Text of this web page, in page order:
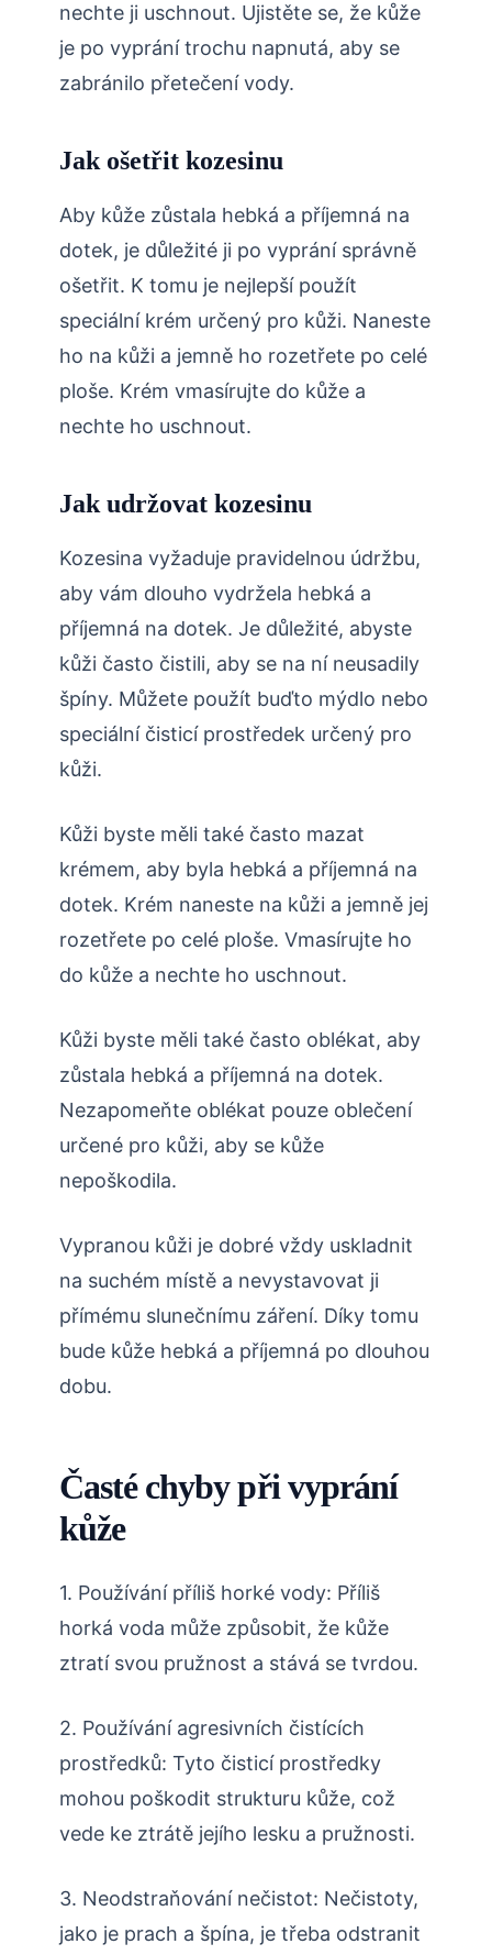
nechte ji uschnout. Ujistěte se, že kůže
je po vyprání trochu napnutá, aby se
zabránilo přetečení vody.
Jak ošetřit kozesinu
Aby kůže zůstala hebká a příjemná na
dotek, je důležité ji po vyprání správně
ošetřit. K tomu je nejlepší použít
speciální krém určený pro kůži. Naneste
ho na kůži a jemně ho rozetřete po celé
ploše. Krém vmasírujte do kůže a
nechte ho uschnout.
Jak udržovat kozesinu
Kozesina vyžaduje pravidelnou údržbu,
aby vám dlouho vydržela hebká a
příjemná na dotek. Je důležité, abyste
kůži často čistili, aby se na ní neusadily
špíny. Můžete použít buďto mýdlo nebo
speciální čisticí prostředek určený pro
kůži.
Kůži byste měli také často mazat
krémem, aby byla hebká a příjemná na
dotek. Krém naneste na kůži a jemně jej
rozetřete po celé ploše. Vmasírujte ho
do kůže a nechte ho uschnout.
Kůži byste měli také často oblékat, aby
zůstala hebká a příjemná na dotek.
Nezapomeňte oblékat pouze oblečení
určené pro kůži, aby se kůže
nepoškodila.
Vypranou kůži je dobré vždy uskladnit
na suchém místě a nevystavovat ji
přímému slunečnímu záření. Díky tomu
bude kůže hebká a příjemná po dlouhou
dobu.
Časté chyby při vyprání
kůže
1. Používání příliš horké vody: Příliš
horká voda může způsobit, že kůže
ztratí svou pružnost a stává se tvrdou.
2. Používání agresivních čistících
prostředků: Tyto čisticí prostředky
mohou poškodit strukturu kůže, což
vede ke ztrátě jejího lesku a pružnosti.
3. Neodstraňování nečistot: Nečistoty,
jako je prach a špína, je třeba odstranit